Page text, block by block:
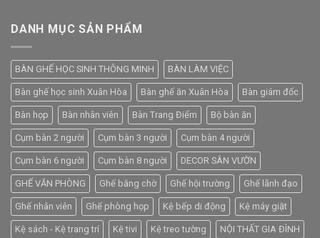
DANH MỤC SẢN PHẨM
BÀN GHẾ HỌC SINH THÔNG MINH BÀN LÀM VIỆC
Bàn ghế học sinh Xuân Hòa Bàn ghế ăn Xuân Hòa Bàn giám đốc
Bàn họp Bàn nhân viên Bàn Trang Điểm Bộ bàn ăn
Cụm bàn 2 người Cụm bàn 3 người Cụm bàn 4 người
Cụm bàn 6 người Cụm bàn 8 người DECOR SÂN VƯỜN
GHẾ VĂN PHÒNG Ghế băng chờ Ghế hội trường Ghế lãnh đạo
Ghế nhân viên Ghế phòng họp Kệ bếp di động Kệ máy giặt
Kệ sách - Kệ trang trí Kệ tivi Kệ treo tường NỘI THẤT GIA ĐÌNH